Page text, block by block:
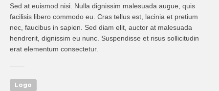
Sed at euismod nisi. Nulla dignissim malesuada augue, quis
facilisis libero commodo eu. Cras tellus est, lacinia et pretium
nec, faucibus in sapien. Sed diam elit, auctor at malesuada
hendrerit, dignissim eu nunc. Suspendisse et risus sollicitudin
erat elementum consectetur.
Logo